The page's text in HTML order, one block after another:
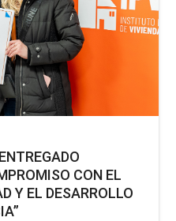
CON EL
Y EL DESARROLLO